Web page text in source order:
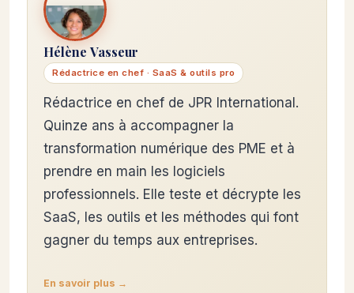
Hélène Vasseur
Rédactrice en chef · SaaS & outils pro
Rédactrice en chef de JPR International.
Quinze ans à accompagner la
transformation numérique des PME et à
prendre en main les logiciels
professionnels. Elle teste et décrypte les
SaaS, les outils et les méthodes qui font
gagner du temps aux entreprises.
En savoir plus →